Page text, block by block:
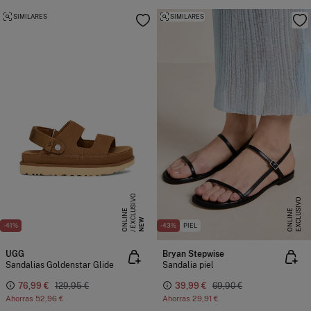
-41% NEW
E
X
C
L
US
I
V
O
O
N
L
I
N
E
SIMILARES
UGG
Sandalias Goldenstar Glide
76,99 € 129,95 €
Ahorras 52,96 €
-43% PIEL E
X
C
L
U
SI
V
O
O
N
L
I
N
E
SIMILARES
Bryan Stepwise
Sandalia piel
39,99 € 69,90 €
Ahorras 29,91 €